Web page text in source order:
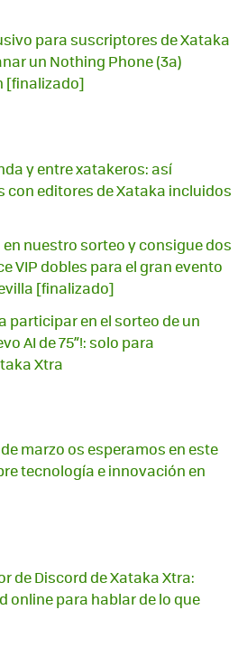
para suscriptores de Xataka
un Nothing Phone (3a)
[finalizado]
y entre xatakeros: así
con editores de Xataka incluidos
en nuestro sorteo y consigue dos
VIP dobles para el gran evento
[finalizado]
participar en el sorteo de un
AI de 75”!: solo para
Xtra
de marzo os esperamos en este
tecnología e innovación en
de Discord de Xataka Xtra:
online para hablar de lo que